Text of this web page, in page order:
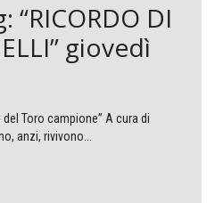
DI
giovedì
Toro campione” A cura di
anzi, rivivono...